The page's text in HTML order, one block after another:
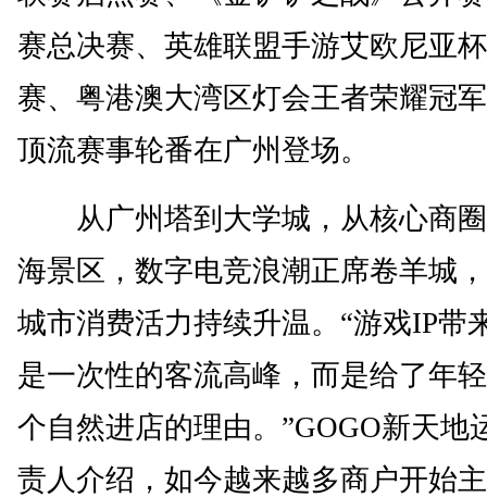
赛总决赛、英雄联盟手游艾欧尼亚
赛、粤港澳大湾区灯会王者荣耀冠
顶流赛事轮番在广州登场。
从广州塔到大学城，从核心商
海景区，数字电竞浪潮正席卷羊城
城市消费活力持续升温。“游戏IP带
是一次性的客流高峰，而是给了年
个自然进店的理由。”GOGO新天地
责人介绍，如今越来越多商户开始